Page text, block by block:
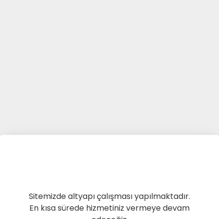
Sitemizde altyapı çalışması yapılmaktadır.
En kısa sürede hizmetiniz vermeye devam